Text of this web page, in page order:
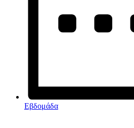
Εβδομάδα